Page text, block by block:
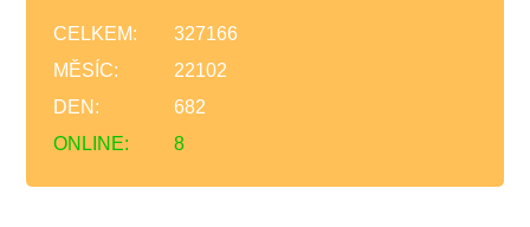
ONLINE: 8
CELKEM:
327166
MĚSÍC:
22102
DEN:
682